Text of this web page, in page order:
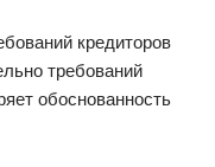
кредиторов
требований
обоснованность